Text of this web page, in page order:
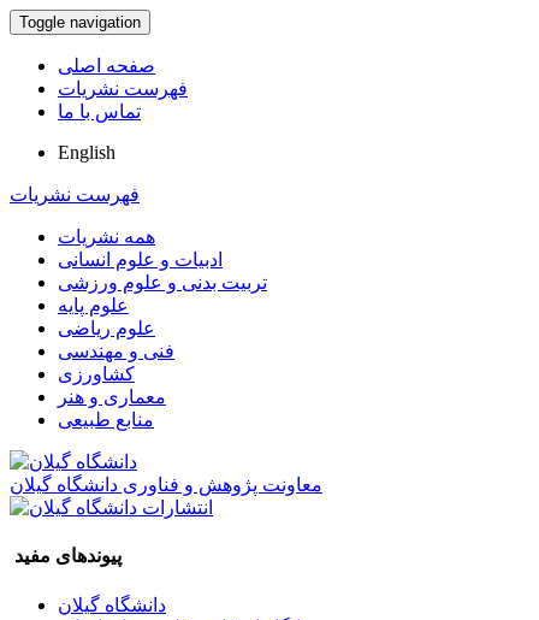
Toggle navigation
صفحه اصلی
فهرست نشریات
تماس با ما
English
فهرست نشریات
همه نشریات
ادبیات و علوم انسانی
تربیت بدنی و علوم ورزشی
علوم پایه
علوم ریاضی
فنی و مهندسی
کشاورزی
معماری و هنر
منابع طبیعی
معاونت پژوهش و فناوری دانشگاه گیلان
پیوندهای مفید
دانشگاه گیلان